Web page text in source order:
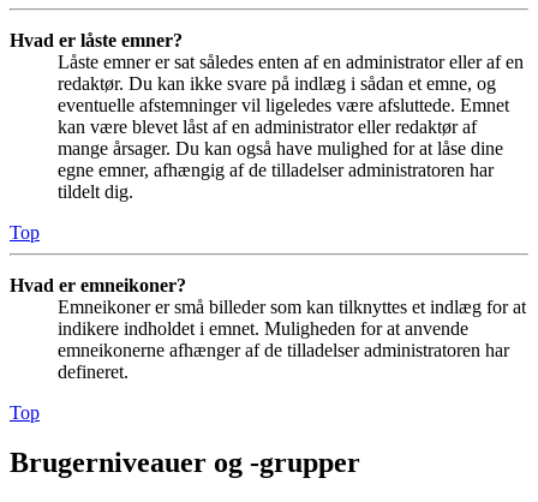
Hvad er låste emner?
Låste emner er sat således enten af en administrator eller af en
redaktør. Du kan ikke svare på indlæg i sådan et emne, og
eventuelle afstemninger vil ligeledes være afsluttede. Emnet
kan være blevet låst af en administrator eller redaktør af
mange årsager. Du kan også have mulighed for at låse dine
egne emner, afhængig af de tilladelser administratoren har
tildelt dig.
Top
Hvad er emneikoner?
Emneikoner er små billeder som kan tilknyttes et indlæg for at
indikere indholdet i emnet. Muligheden for at anvende
emneikonerne afhænger af de tilladelser administratoren har
defineret.
Top
Brugerniveauer og -grupper